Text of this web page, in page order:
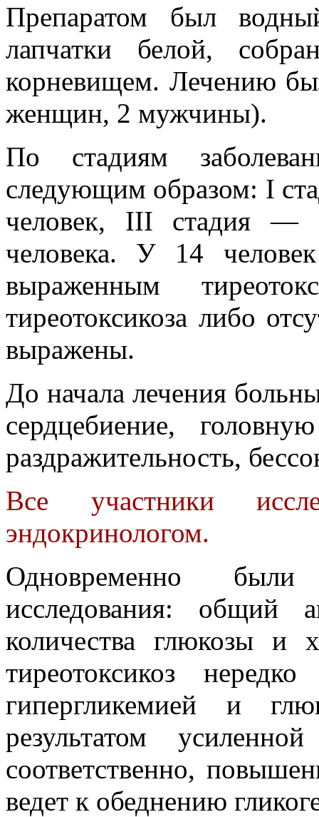
Препаратом был
лапчатки белой,
корневищем. Лечению
женщин, 2 мужчины).
По стадиям
следующим образом: I
человек, III стадия
человека. У 14 человек
выраженным
тиреотоксикоза либо
выражены.
До начала лечения
сердцебиение,
раздражительность,
Все участники
эндокринологом.
Одновременно были
исследования: общий
количества глюкозы и
тиреотоксикоз
гипергликемией и
результатом
соответственно,
ведет к обеднению